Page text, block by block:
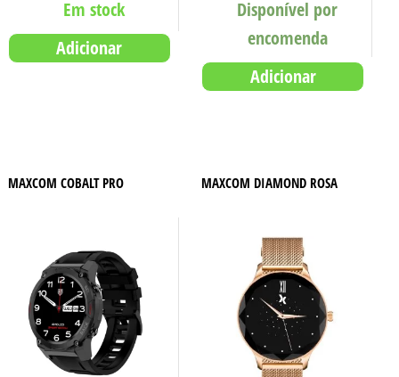
Em stock
Adicionar
Disponível por
encomenda
Adicionar
MAXCOM COBALT PRO MAXCOM DIAMOND ROSA